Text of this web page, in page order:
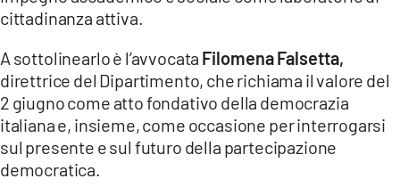
CATANZAROCHANNEL.IT
LACAPITALENEWS.IT
App
ANDROID
APPLE
cittadinanza attiva.
A sottolinearlo è l’avvocata Filomena Falsetta,
direttrice del Dipartimento, che richiama il valore del
2 giugno come atto fondativo della democrazia
italiana e, insieme, come occasione per interrogarsi
sul presente e sul futuro della partecipazione
democratica.